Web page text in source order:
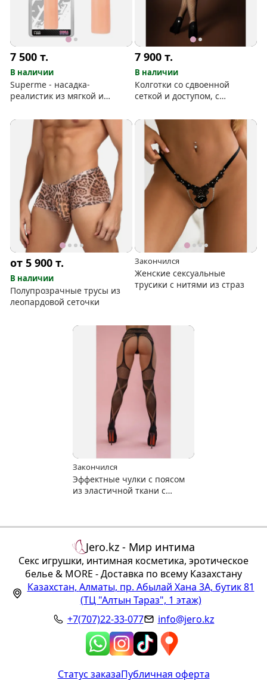
7 500т.
В наличии
Superme - насадка-
реалистик из мягкой и
7 900т.
В наличии
Колготки со сдвоенной
сеткой и доступом, с
от 5 900т.
В наличии
Полупрозрачные трусы из
леопардовой сеточки
Закончился
Женские сексуальные
трусики с нитями из страз
Закончился
Эффектные чулки с поясом
из эластичной ткани с
Jero.kz - Мир интима
Секс игрушки, интимная косметика, эротическое
белье & MORE - Доставка по всему Казахстану
Казахстан, Алматы, пр. Абылай Хана 3А, бутик 81
(ТЦ "Алтын Тараз", 1 этаж)
+7(707)22-33-077
info@jero.kz
Статус заказаПубличная оферта